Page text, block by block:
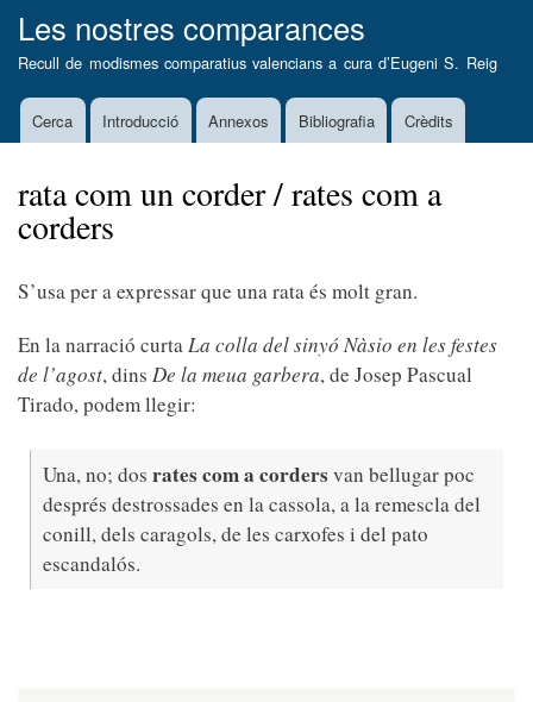
al
contingut
Les nostres comparances
Recull de modismes comparatius valencians a cura d’Eugeni S. Reig
MainCerca Introducció Annexos Bibliografia Crèdits
rata com un corder / rates com a
corders
S’usa per a expressar que una rata és molt gran.
En la narració curtaLa colla del sinyó Nàsio en les festes
de l’agost, dins De la meua garbera, de Josep Pascual
Tirado, podem llegir:
Una, no; dos rates com a cordersvan bellugar poc
després destrossades en la cassola, a la remescla del
conill, dels caragols, de les carxofes i del pato
escandalós.